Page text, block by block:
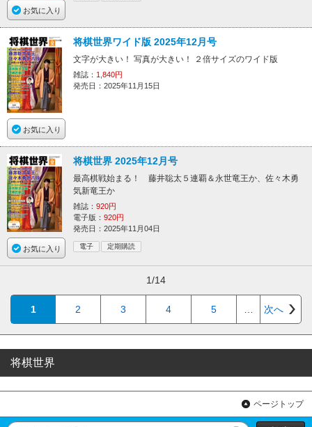
お気に入り
お気に入り
将棋世界ワイド版 2025年12月号
文字が大きい！ 写真が大きい！ ２倍サイズのワイド版
雑誌： 1,840円
発売日：2025年11月15日
お気に入り
将棋世界 2025年12月号
最高棋戦始まる！ 藤井聡太５連覇＆永世竜王か、佐々木勇
気新竜王か
雑誌： 920円
電子版： 920円
発売日：2025年11月04日
電子 定期購読
1/14
1 2 3 4 5 次へ
将棋世界
ページトップ